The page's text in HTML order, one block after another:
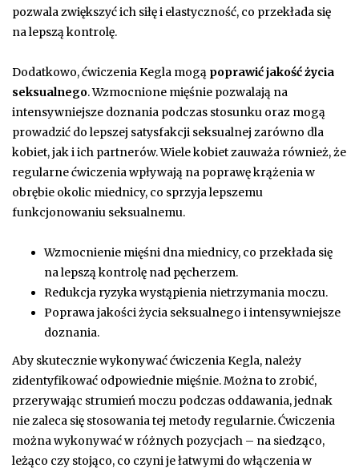
pozwala zwiększyć ich siłę i elastyczność, co przekłada się
na lepszą kontrolę.
Dodatkowo, ćwiczenia Kegla mogą poprawić jakość życia
seksualnego. Wzmocnione mięśnie pozwalają na
intensywniejsze doznania podczas stosunku oraz mogą
prowadzić do lepszej satysfakcji seksualnej zarówno dla
kobiet, jak i ich partnerów. Wiele kobiet zauważa również, że
regularne ćwiczenia wpływają na poprawę krążenia w
obrębie okolic miednicy, co sprzyja lepszemu
funkcjonowaniu seksualnemu.
Wzmocnienie mięśni dna miednicy, co przekłada się
na lepszą kontrolę nad pęcherzem.
Redukcja ryzyka wystąpienia nietrzymania moczu.
Poprawa jakości życia seksualnego i intensywniejsze
doznania.
Aby skutecznie wykonywać ćwiczenia Kegla, należy
zidentyfikować odpowiednie mięśnie. Można to zrobić,
przerywając strumień moczu podczas oddawania, jednak
nie zaleca się stosowania tej metody regularnie. Ćwiczenia
można wykonywać w różnych pozycjach – na siedząco,
leżąco czy stojąco, co czyni je łatwymi do włączenia w